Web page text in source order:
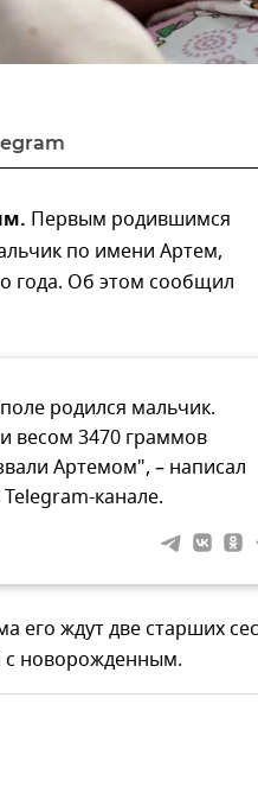
Первым родившимся
по имени Артем,
года. Об этом сообщил
родился мальчик.
весом 3470 граммов
Артемом", – написал
канале.
его ждут две старших
с новорожденным.